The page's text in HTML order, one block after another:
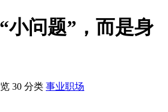
小问题”，而是身
30 分类 事业职场